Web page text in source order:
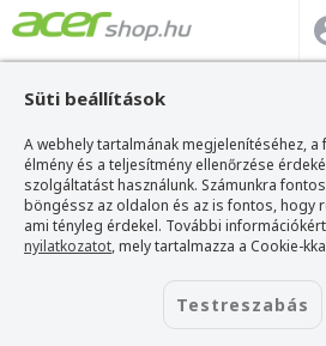
Süti beállítások
A webhely tartalmának megjelenítéséhez,
élmény és a teljesítmény ellenőrzése
szolgáltatást használunk. Számunkra
böngéssz az oldalon és az is fontos, hogy
ami tényleg érdekel. További
nyilatkozatot, mely tartalmazza a Cookie-
Testreszabás
Acer webshop>Acer projektor >Acer S1387n
Acer S1387n Projektor
Azonosító: MR.JYX11.001